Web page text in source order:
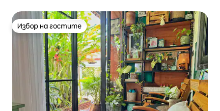
Избор на гостите
Избор на гостите